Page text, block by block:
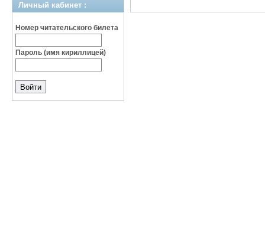
Личный кабинет :
Номер читательского билета
Пароль (имя кириллицей)